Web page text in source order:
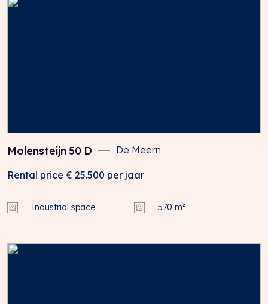
Molensteijn50 D De Meern
Rental price € 25.500 per jaar
Industrial space 570 m²